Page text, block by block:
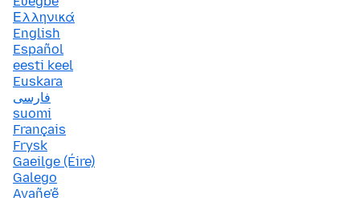
Ελληνικά
English
Español
eesti keel
Euskara
فارسی
suomi
Français
Frysk
Gaeilge (Éire)
Galego
Avañe'ẽ